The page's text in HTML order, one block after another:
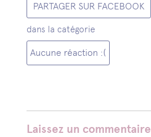
PARTAGER SUR FACEBOOK
dans la catégorie
Aucune réaction :(
Laissez un commentaire